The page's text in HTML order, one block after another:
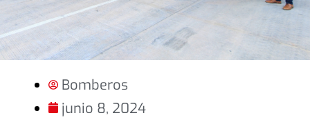
Bomberos
junio 8, 2024